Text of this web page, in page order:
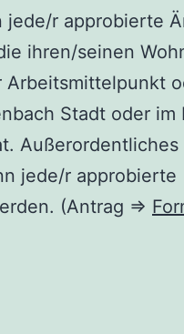
jede/r approbierte
ihren/seinen
Arbeitsmittelpunkt
Stadt oder im
jede/r approbierte
(Antrag =>